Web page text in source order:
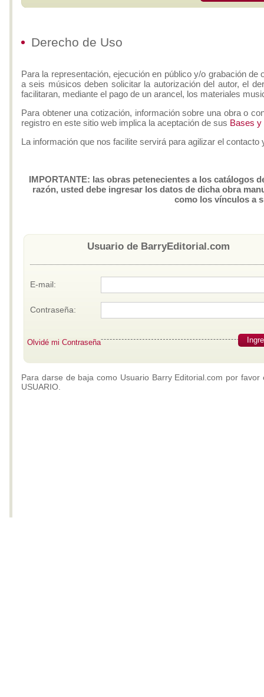
Derecho de Uso
Para la representación, ejecución en público y/o grabación
a seis músicos deben solicitar la autorización del autor, el
facilitaran, mediante el pago de un arancel, los materiales
Para obtener una cotización, información sobre una obra o
registro en este sitio web implica la aceptación de sus Bases y
La información que nos facilite servirá para agilizar el
IMPORTANTE: las obras petenecientes a los catálogos
razón, usted debe ingresar los datos de dicha obra
como los vínculos a
Usuario de BarryEditorial.com
E-mail:
Contraseña:
Olvidé mi Contraseña
Para darse de baja como Usuario Barry Editorial.com por
USUARIO.